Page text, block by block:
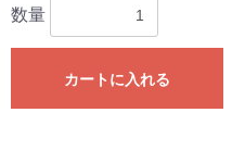
数量
カートに入れる